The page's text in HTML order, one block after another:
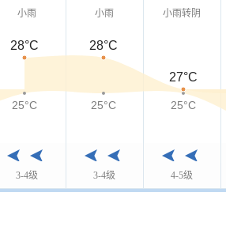
小雨
3-4级
小雨
3-4级
小雨转阴
4-5级
28°C 28°C
27°C
25°C 25°C 25°C